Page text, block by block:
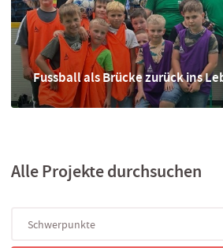
Fussball als Brücke zurück ins
Alle Projekte durchsuchen
Schwerpunkte